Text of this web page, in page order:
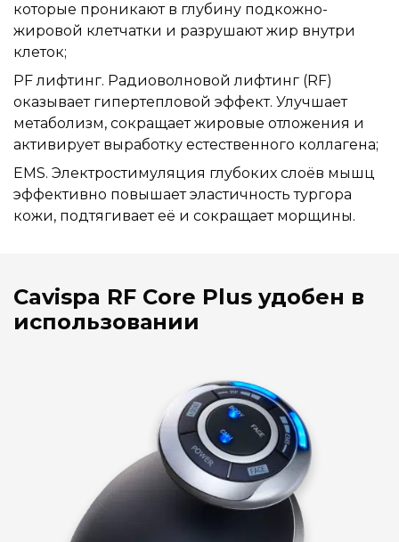
которые проникают в глубину подкожно-
жировой клетчатки и разрушают жир внутри
клеток;
PF лифтинг. Радиоволновой лифтинг (RF)
оказывает гипертепловой эффект. Улучшает
метаболизм, сокращает жировые отложения и
активирует выработку естественного коллагена;
EMS. Электростимуляция глубоких слоёв мышц
эффективно повышает эластичность тургора
кожи, подтягивает её и сокращает морщины.
Cavispa RF Core Plus удобен в
использовании